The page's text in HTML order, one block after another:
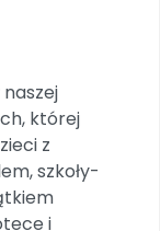
naszej
której
z
szkoły-
i